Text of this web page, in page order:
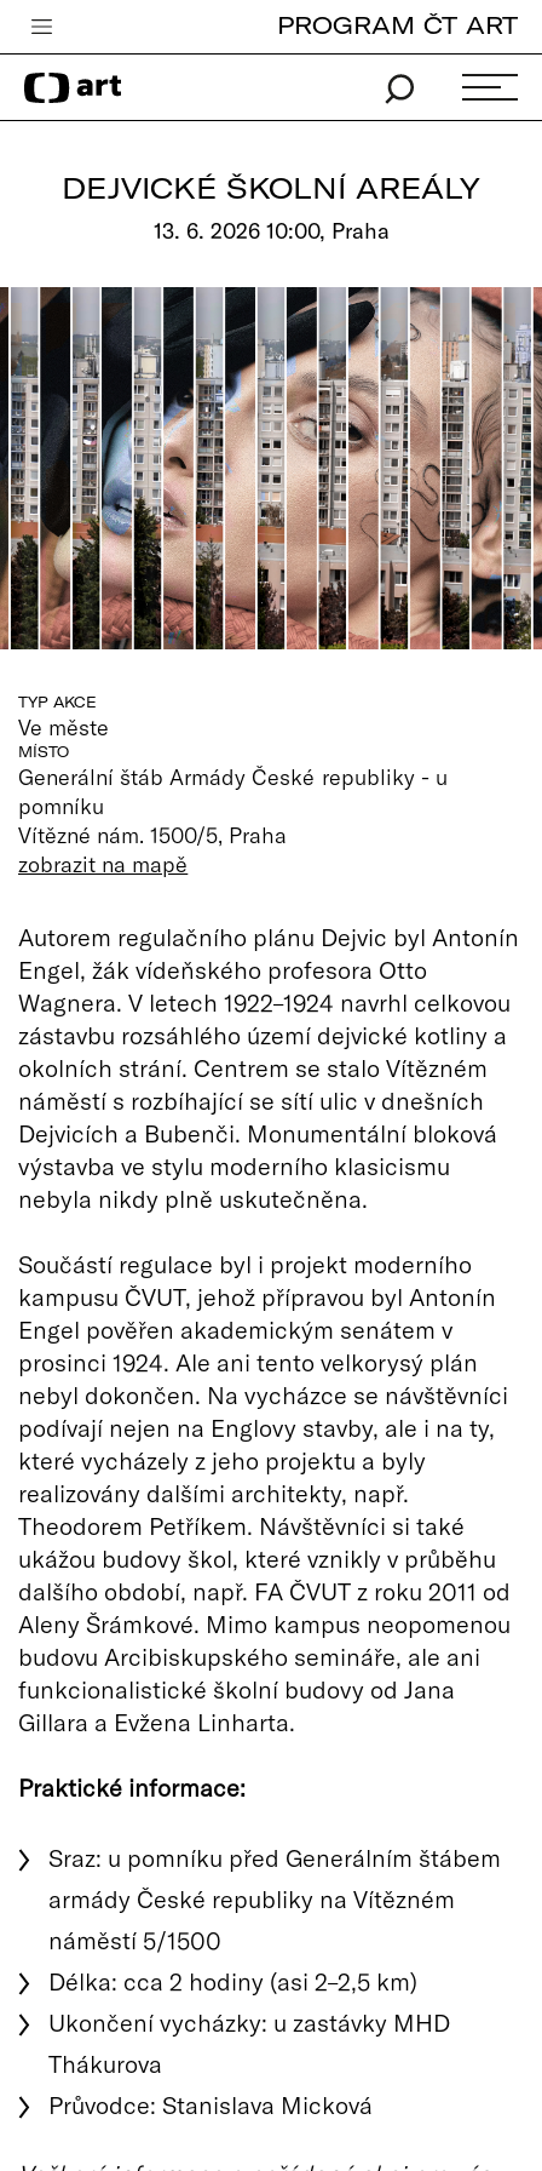
Česká televize
Zpravodajství
Pro děti
edu
Vše o ČT
PROGRAM ČT ART
DEJVICKÉ ŠKOLNÍ AREÁLY
13. 6. 2026 10:00, Praha
TYP AKCE
Ve měste
MÍSTO
Generální štáb Armády České republiky - u
pomníku
Vítězné nám. 1500/5, Praha
zobrazit na mapě
Autorem regulačního plánu Dejvic byl Antonín
Engel, žák vídeňského profesora Otto
Wagnera. V letech 1922–1924 navrhl celkovou
zástavbu rozsáhlého území dejvické kotliny a
okolních strání. Centrem se stalo Vítězném
náměstí s rozbíhající se sítí ulic v dnešních
Dejvicích a Bubenči. Monumentální bloková
výstavba ve stylu moderního klasicismu
nebyla nikdy plně uskutečněna.
Součástí regulace byl i projekt moderního
kampusu ČVUT, jehož přípravou byl Antonín
Engel pověřen akademickým senátem v
prosinci 1924. Ale ani tento velkorysý plán
nebyl dokončen. Na vycházce se návštěvníci
podívají nejen na Englovy stavby, ale i na ty,
které vycházely z jeho projektu a byly
realizovány dalšími architekty, např.
Theodorem Petříkem. Návštěvníci si také
ukážou budovy škol, které vznikly v průběhu
dalšího období, např. FA ČVUT z roku 2011 od
Aleny Šrámkové. Mimo kampus neopomenou
budovu Arcibiskupského semináře, ale ani
funkcionalistické školní budovy od Jana
Gillara a Evžena Linharta.
Praktické informace:
Sraz: u pomníku před Generálním štábem
armády České republiky na Vítězném
náměstí 5/1500
Délka: cca 2 hodiny (asi 2–2,5 km)
Ukončení vycházky: u zastávky MHD
Thákurova
Průvodce: Stanislava Micková